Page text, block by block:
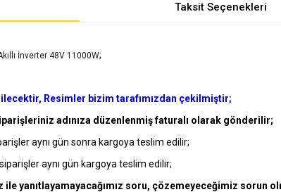
Taksit Seçenekleri
İnverter 48V 11000W;
Resimler bizim tarafımızdan çekilmiştir;
adınıza düzenlenmiş faturalı olarak gönderilir;
aynı gün sonra kargoya teslim edilir;
aynı gün kargoya teslim edilir;
ile yanıtlayamayacağımız soru, çözemeyeceğimiz sorun